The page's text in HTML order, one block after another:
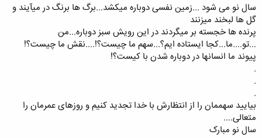
سال نو می شود ...زمین نفسی دوباره میکشد...برگ ها برنگ در میآیند و
گل ها لبخند میزنند
پرنده ها خجسته بر میگردند در این رویش سبز دوباره...من
...تو....ما...کجا ایستاده ایم؟...سهم ما چیست؟!....نقش ما چیست؟!
پیوند ما انسانها در دوباره شدن با کیست؟!
.
.
.
بیایید سهممان را از انتظارش با خدا تجدید کنیم و روزهای عمرمان را
متعالی....
سال نو مبارک